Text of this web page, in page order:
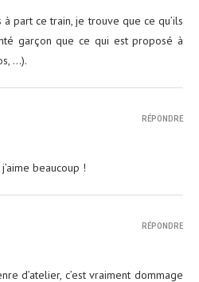
à part ce train, je trouve que ce qu’ils
garçon que ce qui est proposé à
…).
beaucoup !
RÉPONDRE
d’atelier, c’est vraiment dommage
RÉPONDRE